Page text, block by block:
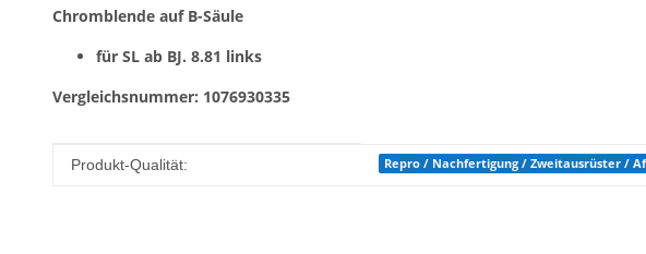
Chromblende auf B-Säule
für SL ab BJ. 8.81 links
Vergleichsnummer: 1076930335
Produkteigenschaft
Wert
Produkt-Qualität: Repro / Nachfertigung / Zweitausrüster /